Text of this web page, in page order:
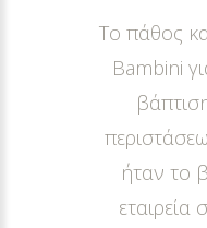
Το πάθος
Bambini
ήταν το